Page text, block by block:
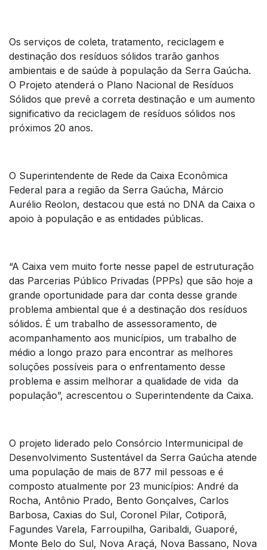
Os serviços de coleta, tratamento, reciclagem e
destinação dos resíduos sólidos trarão ganhos
ambientais e de saúde à população da Serra Gaúcha.
O Projeto atenderá o Plano Nacional de Resíduos
Sólidos que prevê a correta destinação e um aumento
significativo da reciclagem de resíduos sólidos nos
próximos 20 anos.
O Superintendente de Rede da Caixa Econômica
Federal para a região da Serra Gaúcha, Márcio
Aurélio Reolon, destacou que está no DNA da Caixa o
apoio à população e as entidades públicas.
“A Caixa vem muito forte nesse papel de estruturação
das Parcerias Público Privadas (PPPs) que são hoje a
grande oportunidade para dar conta desse grande
problema ambiental que é a destinação dos resíduos
sólidos. É um trabalho de assessoramento, de
acompanhamento aos municípios, um trabalho de
médio a longo prazo para encontrar as melhores
soluções possíveis para o enfrentamento desse
problema e assim melhorar a qualidade de vida da
população”, acrescentou o Superintendente da Caixa.
O projeto liderado pelo Consórcio Intermunicipal de
Desenvolvimento Sustentável da Serra Gaúcha atende
uma população de mais de 877 mil pessoas e é
composto atualmente por 23 municípios: André da
Rocha, Antônio Prado, Bento Gonçalves, Carlos
Barbosa, Caxias do Sul, Coronel Pilar, Cotiporã,
Fagundes Varela, Farroupilha, Garibaldi, Guaporé,
Monte Belo do Sul, Nova Araçá, Nova Bassano, Nova